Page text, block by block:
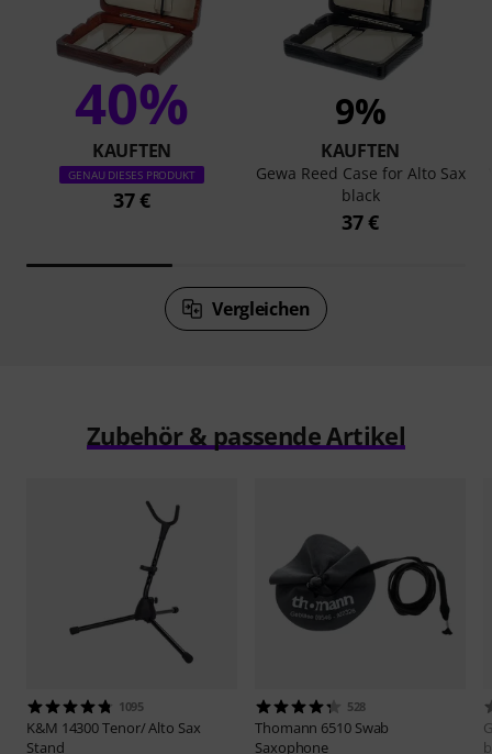
40%
KAUFTEN
GENAU DIESES PRODUKT
37 €
9%
KAUFTEN
Gewa Reed Case for Alto Sax
black
37 €
Vergleichen
Zubehör & passende Artikel
1095
K&M 14300 Tenor/ Alto Sax
Stand
528
Thomann 6510 Swab
Saxophone